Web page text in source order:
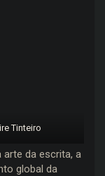
Tinteiro
arte da escrita, a
global da